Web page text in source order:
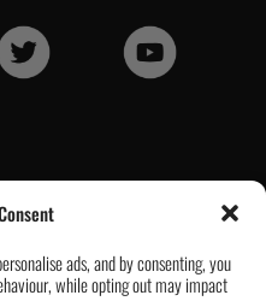
ads, and by consenting, you
while opting out may impact